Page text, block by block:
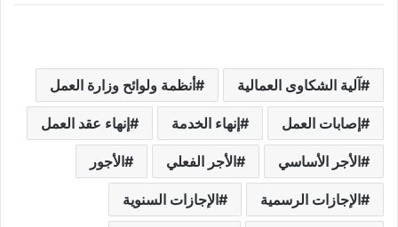
آلية الشكاوى العمالية أنظمة ولوائح وزارة العمل
إصابات العمل إنهاء الخدمة إنهاء عقد العمل
الأجر الأساسي الأجر الفعلي الأجور
الإجازات الرسمية الإجازات السنوية